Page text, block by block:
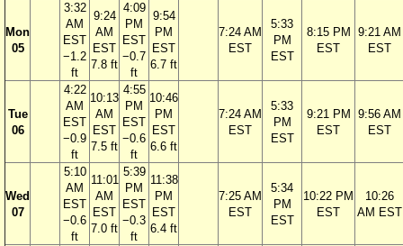
Mon
05
3:32
AM
EST
−1.2
ft
9:24
AM
EST
7.8 ft
4:09
PM
EST
−0.7
ft
9:54
PM
EST
6.7 ft
7:24 AM
EST
5:33
PM
EST
8:15 PM
EST
9:21 AM
EST
Tue
06
4:22
AM
EST
−0.9
ft
10:13
AM
EST
7.5 ft
4:55
PM
EST
−0.6
ft
10:46
PM
EST
6.6 ft
7:24 AM
EST
5:33
PM
EST
9:21 PM
EST
9:56 AM
EST
Wed
07
5:10
AM
EST
−0.6
ft
11:01
AM
EST
7.0 ft
5:39
PM
EST
−0.3
ft
11:38
PM
EST
6.4 ft
7:25 AM
EST
5:34
PM
EST
10:22 PM
EST
10:26
AM EST